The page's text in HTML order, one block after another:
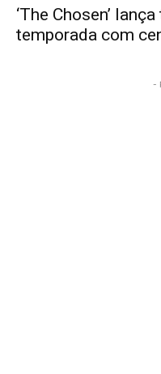
‘The Chosen’
temporada com
-